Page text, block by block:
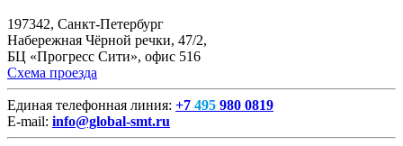
197342, Санкт-Петербург
Набережная Чёрной речки, 47/2,
БЦ «Прогресс Сити», офис 516
Схема проезда
Единая телефонная линия: +7 495 980 0819
E-mail: info@global-smt.ru